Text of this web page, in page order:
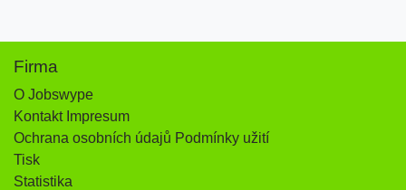
Firma
O Jobswype
Kontakt Impresum
Ochrana osobních údajů Podmínky užití
Tisk
Statistika